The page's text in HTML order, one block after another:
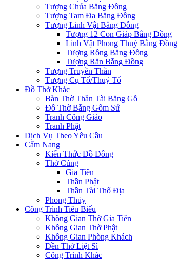
Tượng Chúa Bằng Đồng
Tượng Tam Đa Bằng Đồng
Tượng Linh Vật Bằng Đồng
Tượng 12 Con Giáp Bằng Đồng
Linh Vật Phong Thuỷ Bằng Đồng
Tượng Rồng Bằng Đồng
Tượng Rắn Bằng Đồng
Tượng Truyền Thần
Tượng Cụ Tổ/Thuỷ Tổ
Đồ Thờ Khác
Bàn Thờ Thần Tài Bằng Gỗ
Đồ Thờ Bằng Gốm Sứ
Tranh Công Giáo
Tranh Phật
Dịch Vụ Theo Yêu Cầu
Cẩm Nang
Kiến Thức Đồ Đồng
Thờ Cúng
Gia Tiên
Thần Phật
Thần Tài Thổ Địa
Phong Thủy
Công Trình Tiêu Biểu
Không Gian Thờ Gia Tiên
Không Gian Thờ Phật
Không Gian Phòng Khách
Đền Thờ Liệt Sĩ
Công Trình Khác